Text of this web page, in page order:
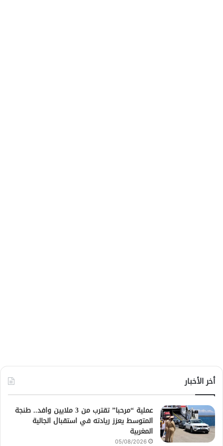
أخر الأخبار
عملية “مرحبا” تقترب من 3 ملايين وافد.. طنجة
المتوسط يعزز ريادته في استقبال الجالية
المغربية
05/08/2026